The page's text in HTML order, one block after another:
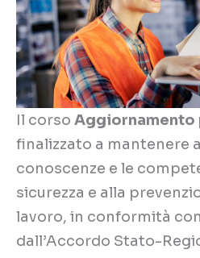
Il corso
finalizzato a mantenere
conoscenze e le
sicurezza e alla
lavoro, in conformità
dall’Accordo Stato-